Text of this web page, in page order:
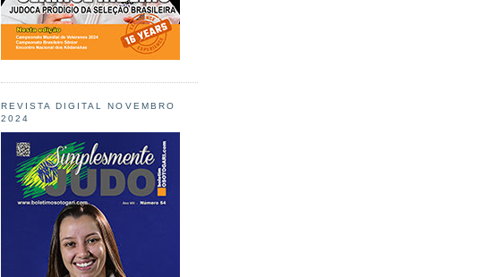
REVISTA DIGITAL NOVEMBRO
2024